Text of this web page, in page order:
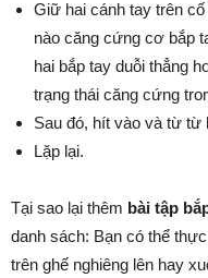
Giữ hai cánh tay trên
nào căng cứng cơ bắp
hai bắp tay duỗi thẳng
trạng thái căng cứng
Sau đó, hít vào và từ từ
Lặp lại.
Tại sao lại thêm bài tập
danh sách: Bạn có thể
trên ghế nghiêng lên hay